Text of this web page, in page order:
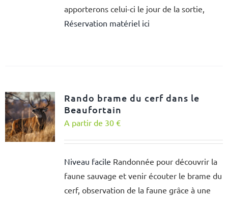
apporterons celui-ci le jour de la sortie,
Réservation matériel ici
Rando brame du cerf dans le
Beaufortain
A partir de 30 €
Niveau facile Randonnée pour découvrir la
faune sauvage et venir écouter le brame du
cerf, observation de la faune grâce à une